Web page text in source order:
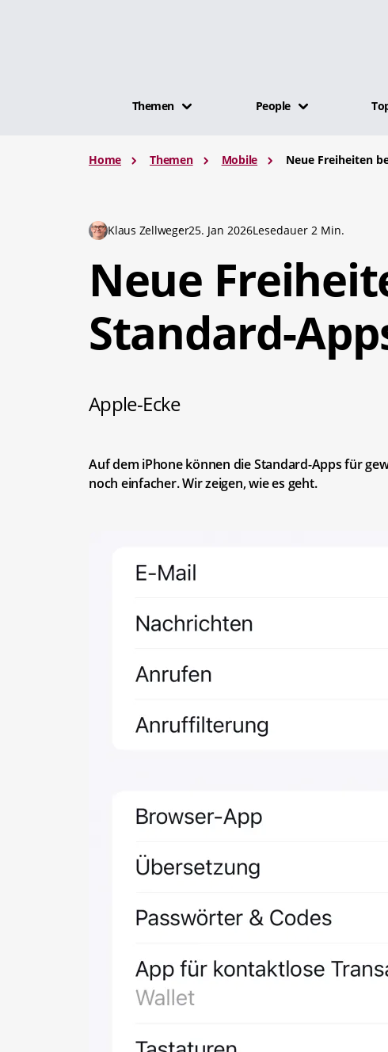
Themen People
Home Themen Mobile Neue Freiheiten
Klaus Zellweger25. Jan 2026Lesedauer 2 Min.
Neue
Standard-
Apple-Ecke
Auf dem iPhone können die Standard-Apps für
noch einfacher. Wir zeigen, wie es geht.